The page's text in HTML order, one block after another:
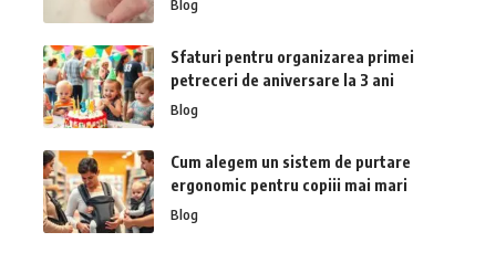
Blog
Sfaturi pentru organizarea primei
petreceri de aniversare la 3 ani
Blog
Cum alegem un sistem de purtare
ergonomic pentru copiii mai mari
Blog